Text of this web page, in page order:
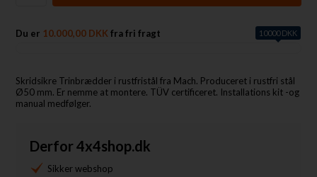
Du er 10.000,00 DKK fra fri fragt 10000 DKK
Skridsikre Trinbrædder i rustfristål fra Mach. Produceret i rustfri stål
Ø50 mm. Er nemme at montere. TÜV certificeret. Installations kit -og
manual medfølger.
Derfor 4x4shop.dk
Sikker webshop